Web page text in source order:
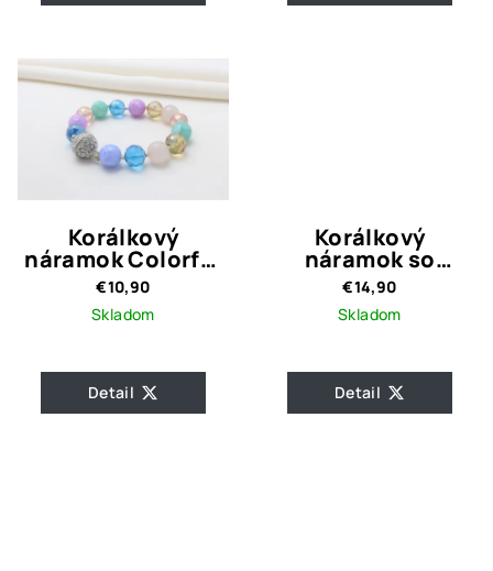
Korálkový
náramok Colorful
Nella
€10,90
Skladom
Detail
Korálkový
náramok so
srdiečkami Elissa
Black
€14,90
Skladom
Detail